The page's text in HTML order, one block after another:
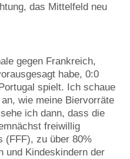
das Mittelfeld neu
gegen Frankreich,
habe, 0:0
spielt. Ich schaue
wie meine Biervorräte
ich dann, dass die
freiwillig
(FFF), zu über 80%
und Kindeskindern der